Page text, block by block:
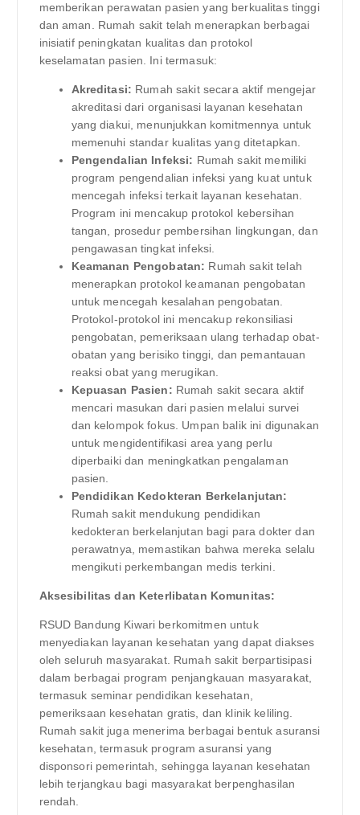
memberikan perawatan pasien yang berkualitas tinggi
dan aman. Rumah sakit telah menerapkan berbagai
inisiatif peningkatan kualitas dan protokol
keselamatan pasien. Ini termasuk:
Akreditasi: Rumah sakit secara aktif mengejar
akreditasi dari organisasi layanan kesehatan
yang diakui, menunjukkan komitmennya untuk
memenuhi standar kualitas yang ditetapkan.
Pengendalian Infeksi: Rumah sakit memiliki
program pengendalian infeksi yang kuat untuk
mencegah infeksi terkait layanan kesehatan.
Program ini mencakup protokol kebersihan
tangan, prosedur pembersihan lingkungan, dan
pengawasan tingkat infeksi.
Keamanan Pengobatan: Rumah sakit telah
menerapkan protokol keamanan pengobatan
untuk mencegah kesalahan pengobatan.
Protokol-protokol ini mencakup rekonsiliasi
pengobatan, pemeriksaan ulang terhadap obat-
obatan yang berisiko tinggi, dan pemantauan
reaksi obat yang merugikan.
Kepuasan Pasien: Rumah sakit secara aktif
mencari masukan dari pasien melalui survei
dan kelompok fokus. Umpan balik ini digunakan
untuk mengidentifikasi area yang perlu
diperbaiki dan meningkatkan pengalaman
pasien.
Pendidikan Kedokteran Berkelanjutan:
Rumah sakit mendukung pendidikan
kedokteran berkelanjutan bagi para dokter dan
perawatnya, memastikan bahwa mereka selalu
mengikuti perkembangan medis terkini.
Aksesibilitas dan Keterlibatan Komunitas:
RSUD Bandung Kiwari berkomitmen untuk
menyediakan layanan kesehatan yang dapat diakses
oleh seluruh masyarakat. Rumah sakit berpartisipasi
dalam berbagai program penjangkauan masyarakat,
termasuk seminar pendidikan kesehatan,
pemeriksaan kesehatan gratis, dan klinik keliling.
Rumah sakit juga menerima berbagai bentuk asuransi
kesehatan, termasuk program asuransi yang
disponsori pemerintah, sehingga layanan kesehatan
lebih terjangkau bagi masyarakat berpenghasilan
rendah.